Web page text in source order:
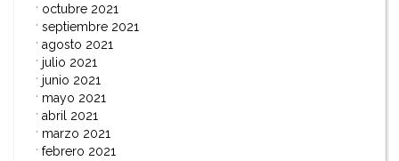
octubre 2021
septiembre 2021
agosto 2021
julio 2021
junio 2021
mayo 2021
abril 2021
marzo 2021
febrero 2021